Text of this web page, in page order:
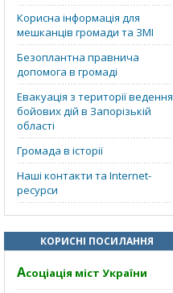
Корисна інформація для
мешканців громади та ЗМІ
Безоплантна правнича
допомога в громаді
Евакуація з території ведення
бойових дій в Запорізькій
області
Громада в історії
Наші контакти та Internet-
ресурси
КОРИСНІ ПОСИЛАННЯ
Асоціація міст України